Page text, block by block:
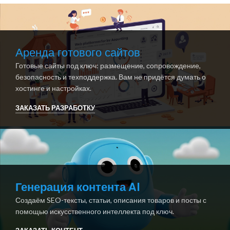
Аренда готового сайтов
Готовые сайты под ключ: размещение, сопровождение,
безопасность и техподдержка. Вам не придётся думать о
хостинге и настройках.
ЗАКАЗАТЬ РАЗРАБОТКУ
Генерация контента AI
Создаём SEO-тексты, статьи, описания товаров и посты с
помощью искусственного интеллекта под ключ.